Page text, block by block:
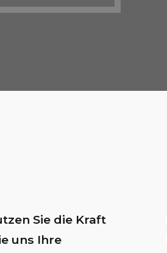
Sie die Kraft
uns Ihre